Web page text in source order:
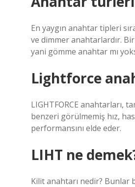
En yaygın anahtar tipleri
ve dimmer anahtarlardır.
yani gömme anahtar mı
Lightforce
LIGHTFORCE anahtarları,
benzeri görülmemiş hız,
performansını elde eder.
LIHT ne
Kilit anahtarı nedir? Bunlar